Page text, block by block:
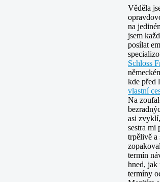
Věděla
na
jsem
posílat
Schloss
kde před
vlastní
Na
asi
sestra mi
trpělivě a
termín
hned, jak
termíny